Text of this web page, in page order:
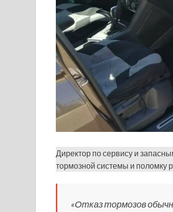
Директор по сервису и
тормозной системы и
«Отказ тормозов